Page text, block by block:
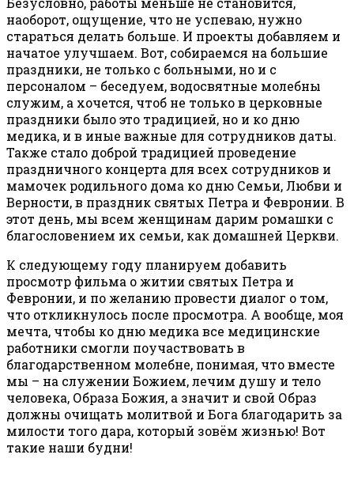
наоборот, ощущение, что не успеваю, нужно
стараться делать больше. И проекты добавляем и
начатое улучшаем. Вот, собираемся на большие
праздники, не только с больными, но и с
персоналом – беседуем, водосвятные молебны
служим, а хочется, чтоб не только в церковные
праздники было это традицией, но и ко дню
медика, и в иные важные для сотрудников даты.
Также стало доброй традицией проведение
праздничного концерта для всех сотрудников и
мамочек родильного дома ко дню Семьи, Любви и
Верности, в праздник святых Петра и Февронии. В
этот день, мы всем женщинам дарим ромашки с
благословением их семьи, как домашней Церкви.
К следующему году планируем добавить
просмотр фильма о житии святых Петра и
Февронии, и по желанию провести диалог о том,
что откликнулось после просмотра. А вообще, моя
мечта, чтобы ко дню медика все медицинские
работники смогли поучаствовать в
благодарственном молебне, понимая, что вместе
мы – на служении Божием, лечим душу и тело
человека, Образа Божия, а значит и свой Образ
должны очищать молитвой и Бога благодарить за
милости того дара, который зовём жизнью! Вот
такие наши будни!